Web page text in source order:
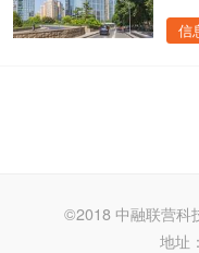
信
©2018 中融联营科
地址